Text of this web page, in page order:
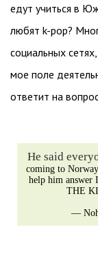
едут учиться в
любят k-pop?
социальных
мое поле
ответит на
He said
coming to
help him
THE
—